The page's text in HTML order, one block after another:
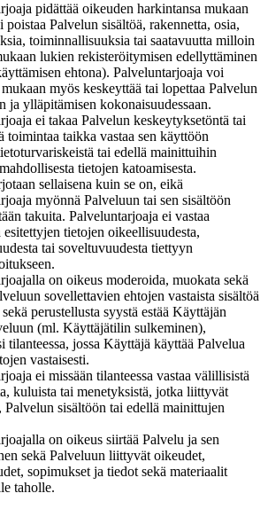
pidättää oikeuden harkintansa mukaan
poistaa Palvelun sisältöä, rakennetta, osia,
toiminnallisuuksia tai saatavuutta milloin
lukien rekisteröitymisen edellyttäminen
ehtona). Palveluntarjoaja voi
myös keskeyttää tai lopettaa Palvelun
ja ylläpitämisen kokonaisuudessaan.
ei takaa Palvelun keskeytyksetöntä tai
toimintaa taikka vastaa sen käyttöön
tai edellä mainittuihin
tietojen katoamisesta.
sellaisena kuin se on, eikä
myönnä Palveluun tai sen sisältöön
takuita. Palveluntarjoaja ei vastaa
esitettyjen tietojen oikeellisuudesta,
tai soveltuvuudesta tiettyyn
on oikeus moderoida, muokata sekä
sovellettavien ehtojen vastaista sisältöä
perustellusta syystä estää Käyttäjän
(ml. Käyttäjätilin sulkeminen),
tilanteessa, jossa Käyttäjä käyttää Palvelua
vastaisesti.
ei missään tilanteessa vastaa välillisistä
kuluista tai menetyksistä, jotka liittyvät
Palvelun sisältöön tai edellä mainittujen
on oikeus siirtää Palvelu ja sen
sekä Palveluun liittyvät oikeudet,
sopimukset ja tiedot sekä materiaalit
taholle.